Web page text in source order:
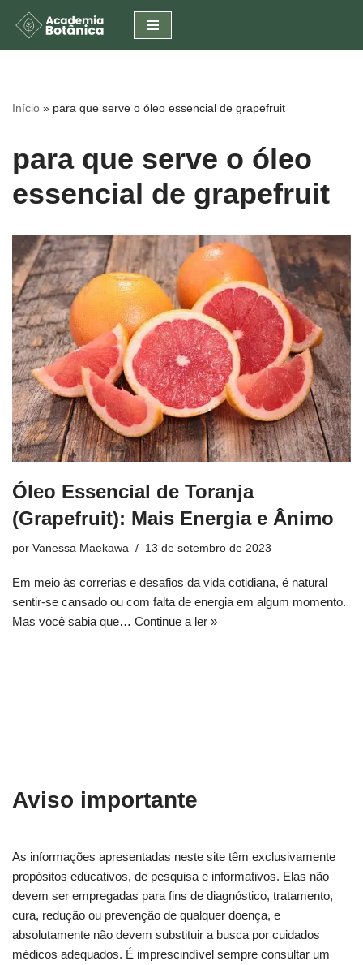
Pular
conteúdo
Início » para que serve o óleo essencial de grapefruit
para que serve o óleo
essencial de grapefruit
Óleo Essencial de Toranja
(Grapefruit): Mais Energia e Ânimo
por Vanessa Maekawa 13 de setembro de 2023
Em meio às correrias e desafios da vida cotidiana, é natural
sentir-se cansado ou com falta de energia em algum momento.
Mas você sabia que… Continue a ler »
Aviso importante
As informações apresentadas neste site têm exclusivamente
propósitos educativos, de pesquisa e informativos. Elas não
devem ser empregadas para fins de diagnóstico, tratamento,
cura, redução ou prevenção de qualquer doença, e
absolutamente não devem substituir a busca por cuidados
médicos adequados. É imprescindível sempre consultar um